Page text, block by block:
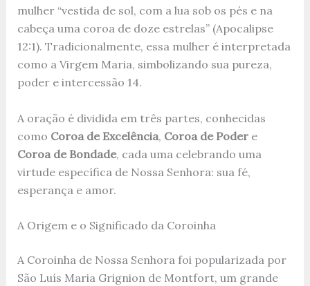
mulher “vestida de sol, com a lua sob os pés e na
cabeça uma coroa de doze estrelas” (Apocalipse
12:1). Tradicionalmente, essa mulher é interpretada
como a Virgem Maria, simbolizando sua pureza,
poder e intercessão 14.
A oração é dividida em três partes, conhecidas
como Coroa de Excelência, Coroa de Podere
Coroa de Bondade, cada uma celebrando uma
virtude específica de Nossa Senhora: sua fé,
esperança e amor.
A Origem e o Significado da Coroinha
A Coroinha de Nossa Senhora foi popularizada por
São Luís Maria Grignion de Montfort, um grande